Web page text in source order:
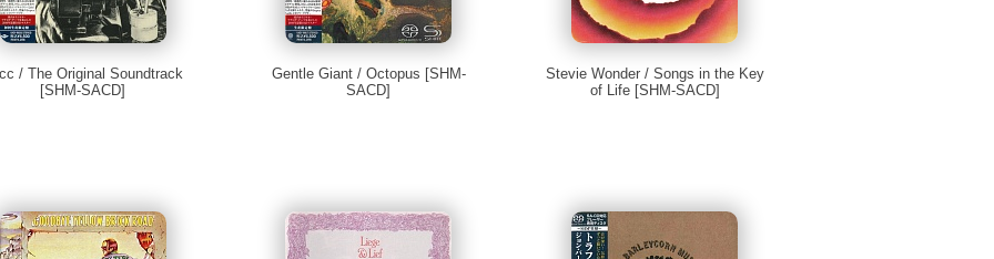
/ The Original Soundtrack
[SHM-SACD]
Gentle Giant / Octopus [SHM-
SACD]
Stevie Wonder / Songs in the Key
of Life [SHM-SACD]